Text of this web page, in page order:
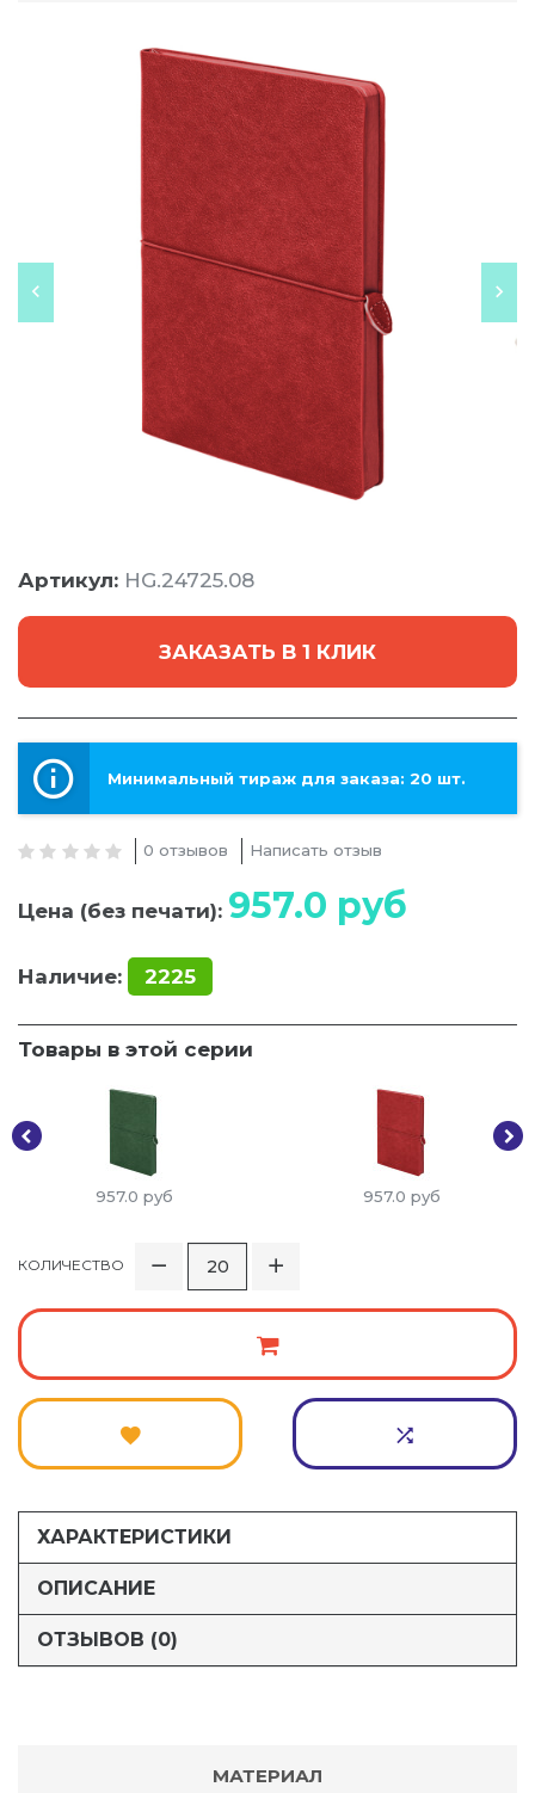
Артикул: HG.24725.08
ЗАКАЗАТЬ В 1 КЛИК
Минимальный тираж для заказа: 20 шт.
0 отзывов Написать отзыв
Цена (без печати): 957.0 руб
Наличие: 2225
Товары в этой серии
957.0 руб 957.0 руб
КОЛИЧЕСТВО
ХАРАКТЕРИСТИКИ
ОПИСАНИЕ
ОТЗЫВОВ (0)
МАТЕРИАЛ